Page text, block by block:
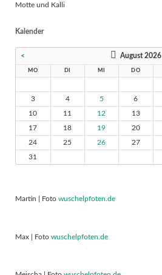
Motte und Kalli
Kalender
< August 2026
MO DI MI DO
3
4 5 6
10
11 12 13
17
18 19 20
24
25 26 27
31
Martin | Foto wuschelpfoten.de
Max | Foto wuschelpfoten.de